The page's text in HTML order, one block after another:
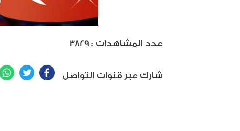
3829 : عدد المشاهدات
شارك عبر قنوات التواصل Facebook
Twitter